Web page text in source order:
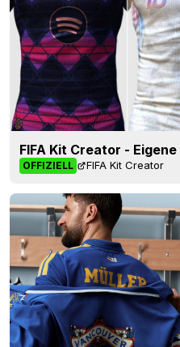
FIFA Kit Creator -
OFFIZIELL FIFA Kit Creator